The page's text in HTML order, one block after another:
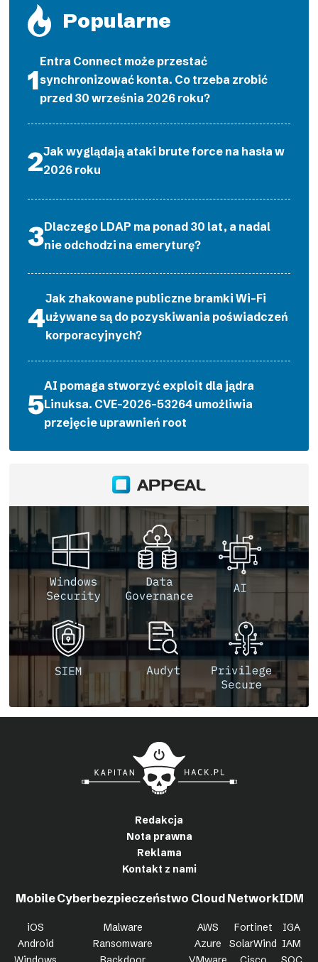
Popularne
Entra Connect może przestać
synchronizować konta. Co trzeba zrobić
przed 30 września 2026 roku?
Jak wyglądają ataki brute force na hasła w
2026 roku
Dlaczego LDAP ma ponad 30 lat, a nadal
nie odchodzi na emeryturę?
Jak zhakowane publiczne bramki Wi-Fi
używane są do pozyskiwania poświadczeń
korporacyjnych?
AI pomaga stworzyć exploit dla jądra
Linuksa. CVE-2026-53264 umożliwia
przejęcie uprawnień root
Redakcja
Nota prawna
Reklama
Kontakt z nami
Mobile
iOS
Android
Cyberbezpieczeństwo
Malware
Ransomware
Cloud
AWS
Azure
Network
Fortinet
SolarWind
IDM
IGA
IAM